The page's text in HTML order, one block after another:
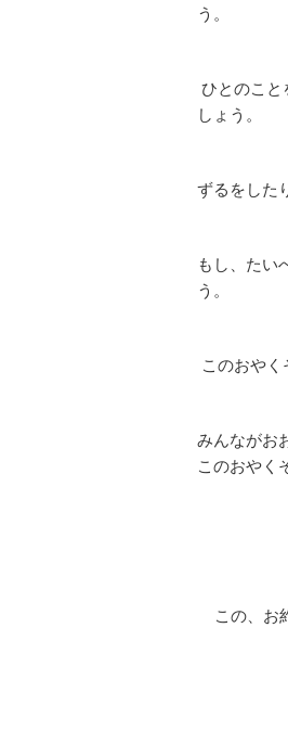
う。
ひとのこと
しょう。
ずるをした
もし、たい
う。
このおやく
みんながお
このおやく
この、お